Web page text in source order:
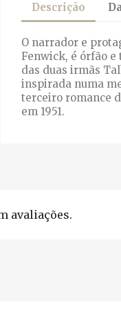
Descrição
O narrador e
Fenwick, é órfão e
das duas irmãs
inspirada numa
terceiro romance
em 1951.
avaliações.